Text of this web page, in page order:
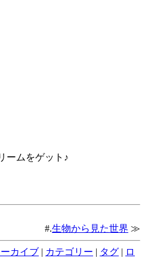
ームをゲット♪
#.生物から見た世界 ≫
カイブ | カテゴリー | タグ | ロ